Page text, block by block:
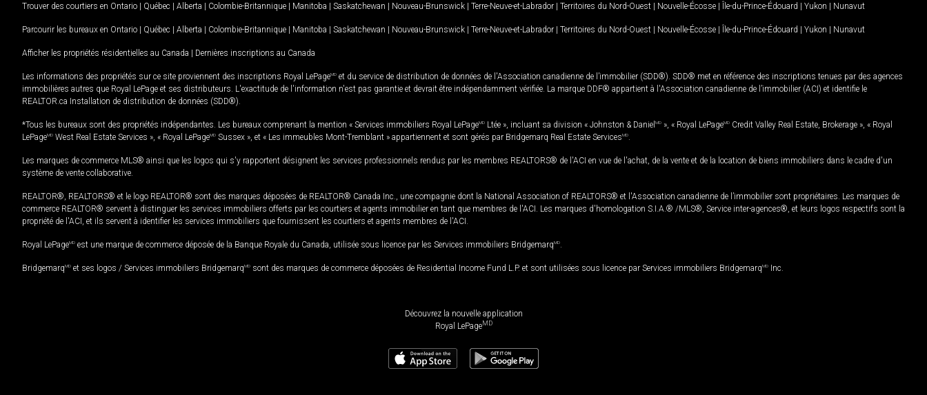
Trouver des courtiers en Ontario | Québec | Alberta | Colombie-Britannique | Manitoba | Saskatchewan | Nouveau-Brunswick | Terre-Neuve-et-Labrador | Territoires du Nord-Ouest | Nouvelle-Écosse | Île-du-Prince-Édouard | Yukon | Nunavut
Parcourir les bureaux en Ontario | Québec | Alberta | Colombie-Britannique | Manitoba | Saskatchewan | Nouveau-Brunswick | Terre-Neuve-et-Labrador | Territoires du Nord-Ouest | Nouvelle-Écosse | Île-du-Prince-Édouard | Yukon | Nunavut
Afficher les propriétés résidentielles au Canada | Dernières inscriptions au Canada
Les informations des propriétés sur ce site proviennent des inscriptions Royal LePageMD et du service de distribution de données de l'Association canadienne de l’immobilier (SDD®). SDD® met en référence des inscriptions tenues par des agences
immobilières autres que Royal LePage et ses distributeurs. L'exactitude de l'information n'est pas garantie et devrait être indépendamment vérifiée. La marque DDF® appartient à l'Association canadienne de l’immobilier (ACI) et identifie le
REALTOR.ca Installation de distribution de données (SDD®).
*Tous les bureaux sont des propriétés indépendantes. Les bureaux comprenant la mention « Services immobiliers Royal LePageMD Ltée », incluant sa division « Johnston & Daniel MD », « Royal LePageMD Credit Valley Real Estate, Brokerage », « Royal
LePageMD West Real Estate Services », « Royal LePageMD Sussex », et « Les immeubles Mont-Tremblant » appartiennent et sont gérés par Bridgemarq Real Estate ServicesMD
Les marques de commerce MLS® ainsi que les logos qui s'y rapportent désignent les services professionnels rendus par les membres REALTORS® de l'ACI en vue de l'achat, de la vente et de la location de biens immobiliers dans le cadre d'un
système de vente collaborative.
REALTOR®, REALTORS® et le logo REALTOR® sont des marques déposées de REALTOR® Canada Inc., une compagnie dont la National Association of REALTORS® et l'Association canadienne de l’immobilier sont propriétaires. Les marques de
commerce REALTOR® servent à distinguer les services immobiliers offerts par les courtiers et agents immobilier en tant que membres de l'ACI. Les marques d'homologation S.I.A.® /MLS®, Service inter-agences®, et leurs logos respectifs sont la
propriété de l'ACI, et ils servent à identifier les services immobiliers que fournissent les courtiers et agents membres de l'ACI.
Royal LePageMD est une marque de commerce déposée de la Banque Royale du Canada, utilisée sous licence par les Services immobiliers BridgemarqMD
BridgemarqMD et ses logos / Services immobiliers BridgemarqMD sont des marques de commerce déposées de Residential Income Fund L.P. et sont utilisées sous licence par Services immobiliers BridgemarqMD Inc.
Découvrez la nouvelle application
Royal LePageMD